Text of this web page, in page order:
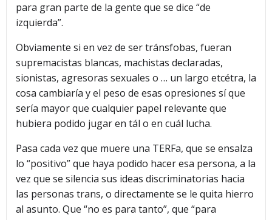
para gran parte de la gente que se dice “de
izquierda”.
Obviamente si en vez de ser tránsfobas, fueran
supremacistas blancas, machistas declaradas,
sionistas, agresoras sexuales o … un largo etcétra, la
cosa cambiaría y el peso de esas opresiones sí que
sería mayor que cualquier papel relevante que
hubiera podido jugar en tál o en cuál lucha.
Pasa cada vez que muere una TERFa, que se ensalza
lo “positivo” que haya podido hacer esa persona, a la
vez que se silencia sus ideas discriminatorias hacia
las personas trans, o directamente se le quita hierro
al asunto. Que “no es para tanto”, que “para